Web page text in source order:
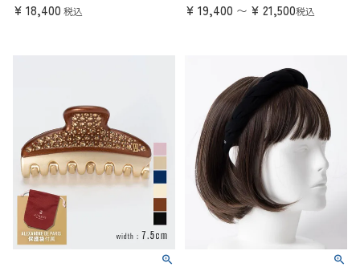
¥ 18,400 税込 ¥ 19,400 〜 ¥ 21,500税込